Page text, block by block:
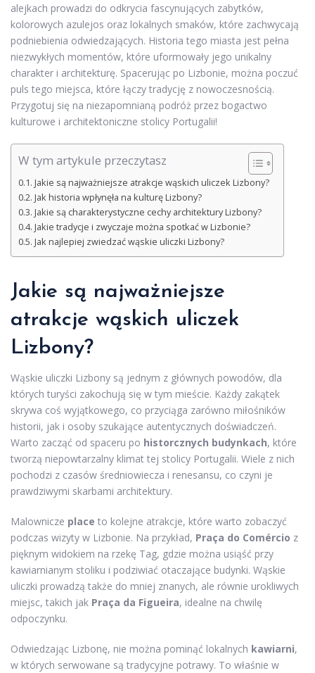
alejkach prowadzi do odkrycia fascynujących zabytków,
kolorowych azulejos oraz lokalnych smaków, które zachwycają
podniebienia odwiedzających. Historia tego miasta jest pełna
niezwykłych momentów, które uformowały jego unikalny
charakter i architekturę. Spacerując po Lizbonie, można poczuć
puls tego miejsca, które łączy tradycję z nowoczesnością.
Przygotuj się na niezapomnianą podróż przez bogactwo
kulturowe i architektoniczne stolicy Portugalii!
W tym artykule przeczytasz
Jakie są najważniejsze atrakcje wąskich uliczek Lizbony?
Jak historia wpłynęła na kulturę Lizbony?
Jakie są charakterystyczne cechy architektury Lizbony?
Jakie tradycje i zwyczaje można spotkać w Lizbonie?
Jak najlepiej zwiedzać wąskie uliczki Lizbony?
Jakie są najważniejsze
atrakcje wąskich uliczek
Lizbony?
Wąskie uliczki Lizbony są jednym z głównych powodów, dla
których turyści zakochują się w tym mieście. Każdy zakątek
skrywa coś wyjątkowego, co przyciąga zarówno miłośników
historii, jak i osoby szukające autentycznych doświadczeń.
Warto zacząć od spaceru po historcznych budynkach, które
tworzą niepowtarzalny klimat tej stolicy Portugalii. Wiele z nich
pochodzi z czasów średniowiecza i renesansu, co czyni je
prawdziwymi skarbami architektury.
Malownicze place to kolejne atrakcje, które warto zobaczyć
podczas wizyty w Lizbonie. Na przykład, Praça do Comércio z
pięknym widokiem na rzekę Tag, gdzie można usiąść przy
kawiarnianym stoliku i podziwiać otaczające budynki. Wąskie
uliczki prowadzą także do mniej znanych, ale równie urokliwych
miejsc, takich jak Praça da Figueira, idealne na chwilę
odpoczynku.
Odwiedzając Lizbonę, nie można pominąć lokalnych kawiarni,
w których serwowane są tradycyjne potrawy. To właśnie w